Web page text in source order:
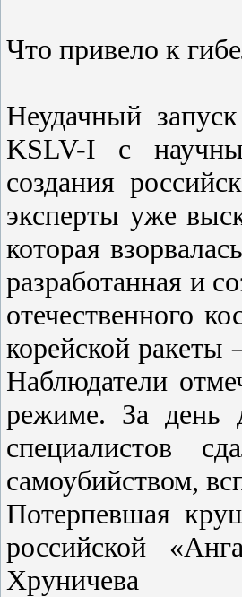
Что привело к
Неудачный
KSLV-I с
создания
эксперты уже
которая
разработанная и
отечественного
корейской
Наблюдатели
режиме. За день
специалистов
самоубийством,
Потерпевшая
российской
Хруничева